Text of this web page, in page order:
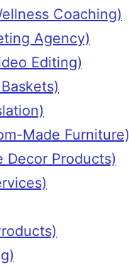
Coaching)
Agency)
Editing)
Made Furniture)
Decor Products)